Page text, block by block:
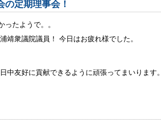
定期理事会！
ったようで。。
靖衆議院議員！ 今日はお疲れ様でした。
中友好に貢献できるように頑張ってまいります。